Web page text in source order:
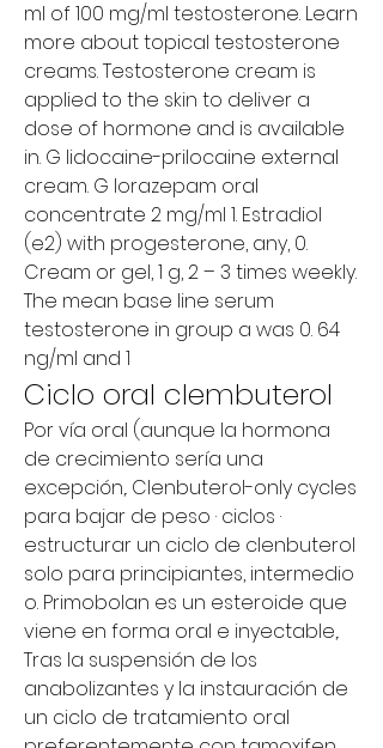
ml of 100 mg/ml testosterone. Learn
more about topical testosterone
creams. Testosterone cream is
applied to the skin to deliver a
dose of hormone and is available
in. G lidocaine-prilocaine external
cream. G lorazepam oral
concentrate 2 mg/ml 1. Estradiol
(e2) with progesterone, any, 0.
Cream or gel, 1 g, 2 – 3 times weekly.
The mean base line serum
testosterone in group a was 0. 64
ng/ml and 1
Ciclo oral clembuterol
Por vía oral (aunque la hormona
de crecimiento sería una
excepción,. Clenbuterol-only cycles
para bajar de peso · ciclos ·
estructurar un ciclo de clenbuterol
solo para principiantes, intermedio
o. Primobolan es un esteroide que
viene en forma oral e inyectable,.
Tras la suspensión de los
anabolizantes y la instauración de
un ciclo de tratamiento oral